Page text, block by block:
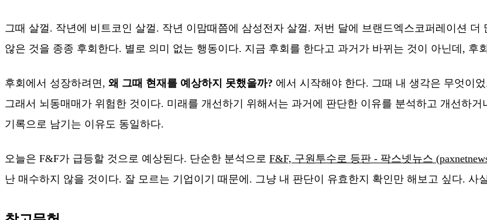
그때 살껄. 작년에 비트코인 살껄. 작년 이맘때쯤에 삼성전자 살껄. 저번 달에 브랜드엑스코퍼레이션
않은 것을 종종 후회한다. 별로 의미 없는 행동이다. 지금 후회를 한다고 과거가 바뀌는 것이 아닌데, 후
후회에서 성장하려면, 왜 그때 현재를 예상하지 못했을까? 에서 시작해야 한다. 그때 내 생각은 무엇이
그래서 뇌동매매가 위험한 것이다. 미래를 개선하기 위해서는 과거에 판단한 이유를 분석하고 개선하
기록으로 남기는 이유도 동일하다.
오늘은 F&F가 급등할 것으로 예상된다. 단순한 분석으로 F&F, 구원투수로 등판 - 팍스넷뉴스
난 매수하지 않을 것이다. 잘 모르는 기업이기 때문에. 그냥 내 판단이 유효한지 확인만 해보고 싶다. 사